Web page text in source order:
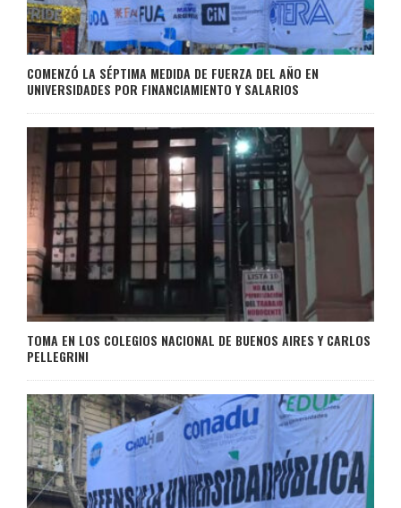
COMENZÓ LA SÉPTIMA MEDIDA DE FUERZA DEL AÑO EN
UNIVERSIDADES POR FINANCIAMIENTO Y SALARIOS
TOMA EN LOS COLEGIOS NACIONAL DE BUENOS AIRES Y CARLOS
PELLEGRINI